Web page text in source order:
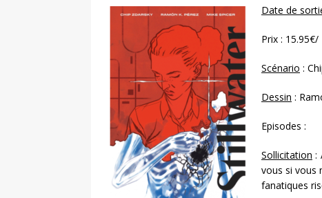
Date de
Prix : 15.95€/
Scénario :
Dessin :
Episodes :
Sollicitation :
vous si vous
fanatiques